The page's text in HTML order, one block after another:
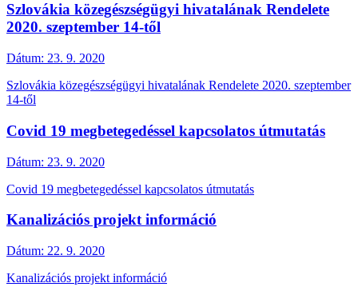
Szlovákia közegészségügyi hivatalának Rendelete
2020. szeptember 14-től
Dátum: 23. 9. 2020
Szlovákia közegészségügyi hivatalának Rendelete 2020. szeptember
14-től
Covid 19 megbetegedéssel kapcsolatos útmutatás
Dátum: 23. 9. 2020
Covid 19 megbetegedéssel kapcsolatos útmutatás
Kanalizációs projekt információ
Dátum: 22. 9. 2020
Kanalizációs projekt információ